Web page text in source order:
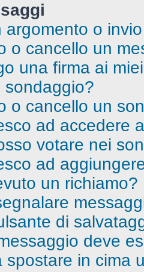
argomento o
o cancello un
una firma ai
sondaggio?
o cancello un
ad accedere
votare nei
ad
un richiamo?
di
deve
spostare in cima